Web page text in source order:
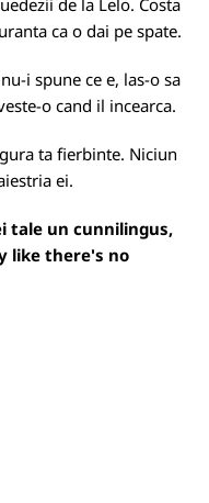
de la Lelo. Costa
ca o dai pe spate.
i spune ce e, las-o sa
o cand il incearca.
ta fierbinte. Niciun
ei.
tale un cunnilingus,
like there's no